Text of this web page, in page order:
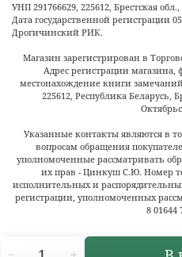
УНП 291766629, 225612, Брестская
Дата государственной регистрации
Дрогичинский РИК.
Магазин зарегистрирован в
Адрес регистрации магазина,
местонахождение книги
225612, Республика Беларусь,
Указанные контакты являются в
вопросам обращения
уполномоченные рассматривать
их прав - Цинкуш С.Ю. Номер
исполнительных и
регистрации, уполномоченных
8 01644